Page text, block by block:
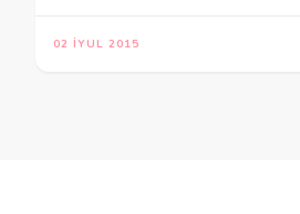
02 İYUL 2015